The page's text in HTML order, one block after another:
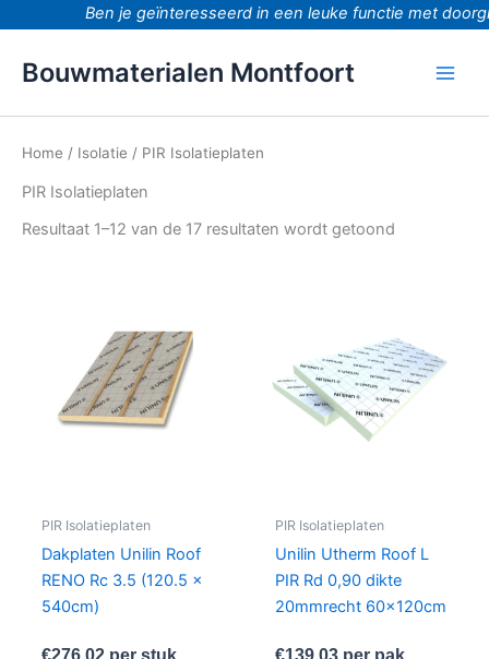
Ben je geïnteresseerd in een leuke functie met
Bouwmaterialen Montfoort
Home / Isolatie / PIR Isolatieplaten
PIR Isolatieplaten
Resultaat 1–12 van de 17 resultaten wordt getoond
PIR Isolatieplaten
Dakplaten Unilin Roof
RENO Rc 3.5 (120.5 x
540cm)
€276,02 per stuk
PIR Isolatieplaten
Unilin Utherm Roof L
PIR Rd 0,90 dikte
20mmrecht 60x120cm
€139,03per pak